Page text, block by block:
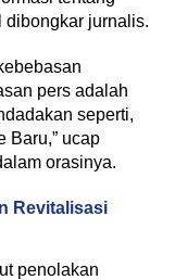
dibongkar jurnalis.
pers adalah
seperti,
Baru,” ucap
orasinya.
Revitalisasi
penolakan